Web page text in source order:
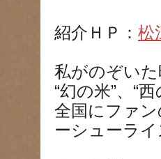
紹介ＨＰ： 松
私がのぞい
“幻の米”、“
全国にファン
ーシューラ